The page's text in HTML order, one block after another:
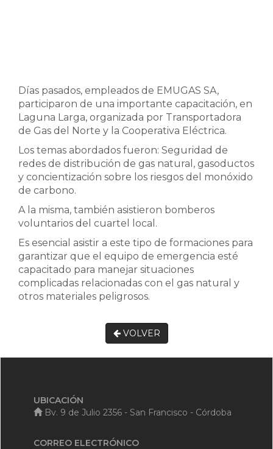
Días pasados, empleados de EMUGAS SA,
participaron de una importante capacitación, en
Laguna Larga, organizada por Transportadora
de Gas del Norte y la Cooperativa Eléctrica.
Los temas abordados fueron: Seguridad de
redes de distribución de gas natural, gasoductos
y concientización sobre los riesgos del monóxido
de carbono.
A la misma, también asistieron bomberos
voluntarios del cuartel local.
Es esencial asistir a este tipo de formaciones para
garantizar que el equipo de emergencia esté
capacitado para manejar situaciones
complicadas relacionadas con el gas natural y
otros materiales peligrosos.
VOLVER
UBICACIÓN
Bv. 9 de Julio 2356 - San Francisco - Córdoba
CORREO ELECTRÓNICO